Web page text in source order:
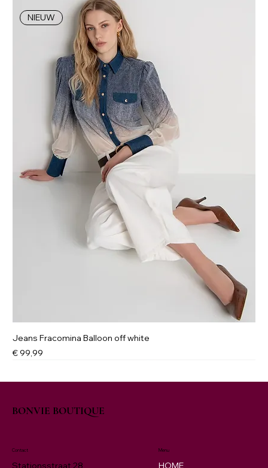
NIEUW
Jeans Fracomina Balloon off white
Prijs
€ 99,99
BONVIE BOUTIQUE
Menu
HOME
Contact
Stationsstraat 28